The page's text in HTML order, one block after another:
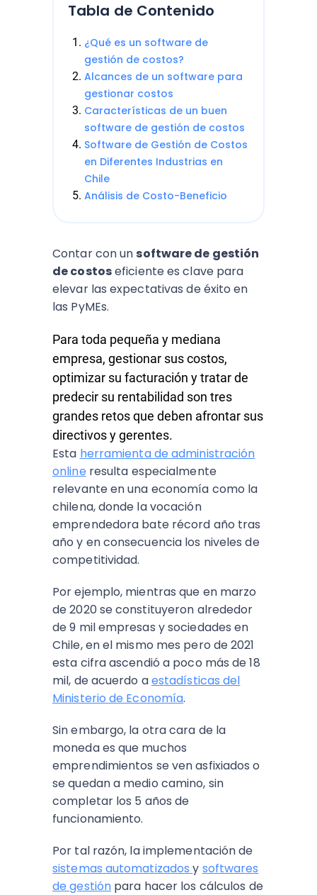
Tabla de Contenido
¿Qué es un software de
gestión de costos?
Alcances de un software para
gestionar costos
Características de un buen
software de gestión de costos
Software de Gestión de Costos
en Diferentes Industrias en
Chile
Análisis de Costo-Beneficio
Contar con un software de gestión
de costoseficiente es clave para
elevar las expectativas de éxito en
las PyMEs.
Para toda pequeña y mediana
empresa, gestionar sus costos,
optimizar su facturación y tratar de
predecir su rentabilidad son tres
grandes retos que deben afrontar sus
directivos y gerentes.
Esta herramienta de administración
online resulta especialmente
relevante en una economía como la
chilena, donde la vocación
emprendedora bate récord año tras
año y en consecuencia los niveles de
competitividad.
Por ejemplo, mientras que en marzo
de 2020 se constituyeron alrededor
de 9 mil empresas y sociedades en
Chile, en el mismo mes pero de 2021
esta cifra ascendió a poco más de 18
mil, de acuerdo aestadísticas del
Ministerio de Economía.
Sin embargo, la otra cara de la
moneda es que muchos
emprendimientos se ven asfixiados o
se quedan a medio camino, sin
completar los 5 años de
funcionamiento.
Por tal razón, la implementación de
sistemas automatizadosy softwares
de gestión para hacer los cálculos de